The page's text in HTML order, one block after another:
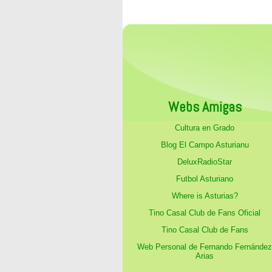
Webs Amigas
Cultura en Grado
Blog El Campo Asturianu
DeluxRadioStar
Futbol Asturiano
Where is Asturias?
Tino Casal Club de Fans Oficial
Tino Casal Club de Fans
Web Personal de Fernando Fernández
Arias